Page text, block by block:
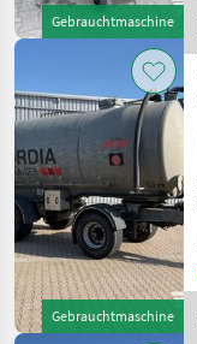
Gebrauchtmaschine
Gebrauchtmaschine